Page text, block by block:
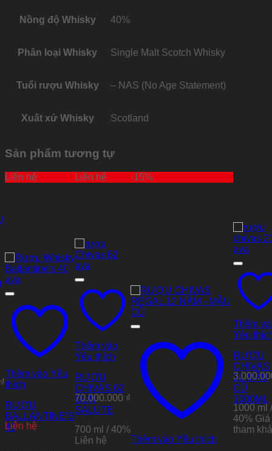
Nồng độ Whisky 40%
Phân loại Whisky Single Malt Scotch Whisky
Tuổi rượu Whisky – NAS (No Age Statement)
Xuất xứ Whisky Scotland
Sản phẩm tương tự
Liên hệ
Thêm vào Yêu
thích
RƯỢU
BALLANTINE’S
40
Liên hệ
Liên hệ
Thêm vào
Yêu thích
RƯỢU
CHIVAS 62
GUN
SALUTE
70.000.000 ₫
700 ml / 40%
Liên hệ
-15%
Thêm vào Yêu thích
Thêm
Yêu
RƯỢU
CHIVAS
21 MẪU
CŨ
1000ML
1000 ml /
40%Giá
tham
₫